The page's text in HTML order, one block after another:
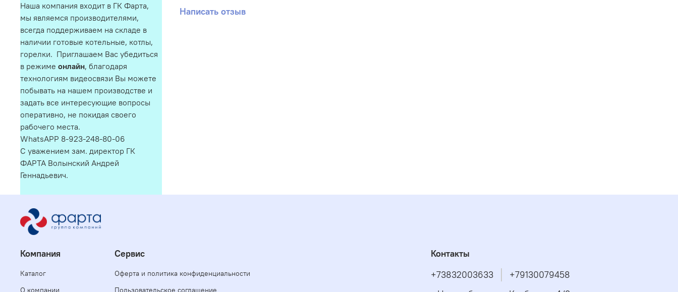
Написать отзыв
Наша компания входит в ГК Фарта,
мы являемся производителями,
всегда поддерживаем на складе в
наличии готовые котельные, котлы,
горелки. Приглашаем Вас убедиться
в режиме онлайн, благодаря
технологиям видеосвязи Вы можете
побывать на нашем производстве и
задать все интересующие вопросы
оперативно, не покидая своего
рабочего места.
WhatsAPP 8-923-248-80-06
С уважением зам. директор ГК
ФАРТА Волынский Андрей
Геннадьевич.
Компания
Каталог
О компании
Сервис
Оферта и политика конфиденциальности
Пользовательское соглашение
Контакты
+73832003633
+79130079458